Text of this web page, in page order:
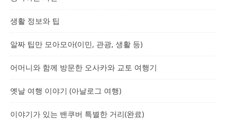
생활 정보와 팁
알짜 팁만 모아모아(이민, 관광, 생활 등)
어머니와 함께 방문한 오사카와 교토 여행기
옛날 여행 이야기 (아날로그 여행)
이야기가 있는 밴쿠버 특별한 거리(완료)